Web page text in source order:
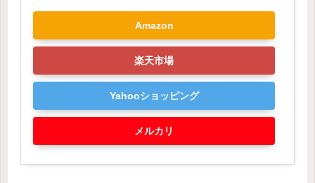
Amazon
楽天市場
Yahooショッピング
メルカリ